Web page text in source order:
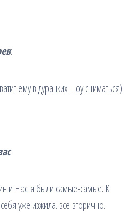
:
ему в дурацких шоу сниматься)
:
и Настя были самые-самые. К
уже изжила. все вторично.